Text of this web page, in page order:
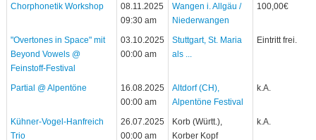
Chorphonetik Workshop
08.11.2025
09:30 am
Wangen i. Allgäu /
Niederwangen
100,00€
"Overtones in Space" mit
Beyond Vowels @
Feinstoff-Festival
03.10.2025
00:00 am
Stuttgart, St. Maria
als ...
Eintritt frei.
Partial @ Alpentöne
16.08.2025
00:00 am
Altdorf (CH),
Alpentöne Festival
k.A.
Kühner-Vogel-Hanfreich
Trio
26.07.2025
00:00 am
Korb (Württ.),
Korber Kopf
k.A.